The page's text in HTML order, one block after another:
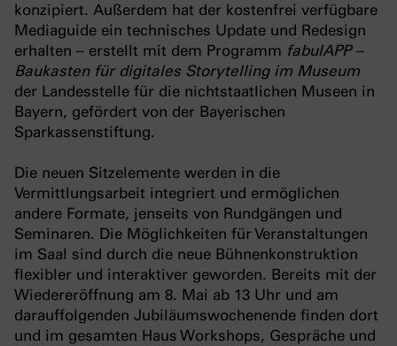
konzipiert. Außerdem hat der kostenfrei verfügbare
Mediaguide ein technisches Update und Redesign
erhalten – erstellt mit dem Programm fabulAPP –
Baukasten für digitales Storytelling im Museum
der Landesstelle für die nichtstaatlichen Museen in
Bayern, gefördert von der Bayerischen
Sparkassenstiftung.
Die neuen Sitzelemente werden in die
Vermittlungsarbeit integriert und ermöglichen
andere Formate, jenseits von Rundgängen und
Seminaren. Die Möglichkeiten für Veranstaltungen
im Saal sind durch die neue Bühnenkonstruktion
flexibler und interaktiver geworden. Bereits mit der
Wiedereröffnung am 8. Mai ab 13 Uhr und am
darauffolgenden Jubiläumswochenende finden dort
und im gesamten Haus Workshops, Gespräche und